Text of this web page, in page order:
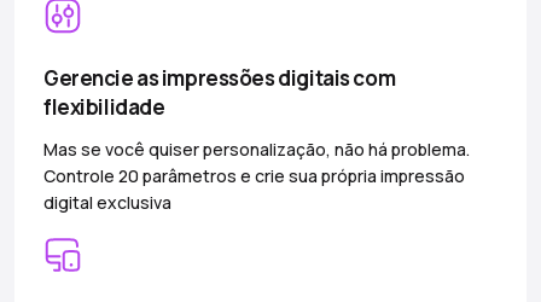
Gerencie as impressões digitais com
flexibilidade
Mas se você quiser personalização, não há problema.
Controle 20 parâmetros e crie sua própria impressão
digital exclusiva